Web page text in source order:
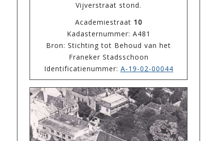
Vijverstraat stond.
Academiestraat 10
Kadasternummer: A481
Bron: Stichting tot Behoud van het
Franeker Stadsschoon
Identificatienummer: A-19-02-00044